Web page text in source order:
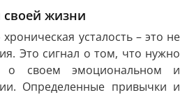
своей жизни
усталость – это не
Это сигнал о том, что нужно
о своем эмоциональном и
Определенные привычки и